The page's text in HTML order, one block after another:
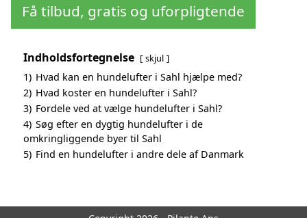
Få tilbud, gratis og uforpligtende
Indholdsfortegnelse skjul
1) Hvad kan en hundelufter i Sahl hjælpe med?
2) Hvad koster en hundelufter i Sahl?
3) Fordele ved at vælge hundelufter i Sahl?
4) Søg efter en dygtig hundelufter i de
omkringliggende byer til Sahl
5) Find en hundelufter i andre dele af Danmark